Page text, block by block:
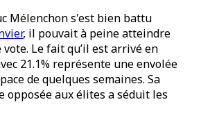
Mélenchon s'est bien battu
, il pouvait à peine atteindre
Le fait qu’il est arrivé en
21.1% représente une envolée
de quelques semaines. Sa
aux élites a séduit les